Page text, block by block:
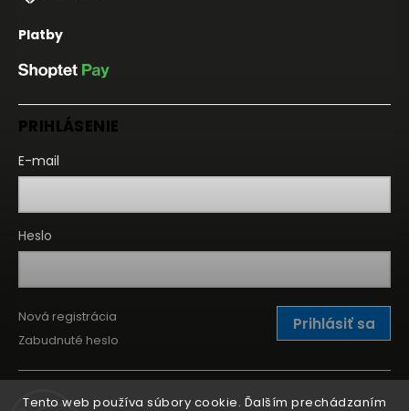
Tento web používa súbory cookie. Ďalším prechádzaním
Platby
PRIHLÁSENIE
E-mail
Heslo
Prihlásiť sa
Nová registrácia
Zabudnuté heslo